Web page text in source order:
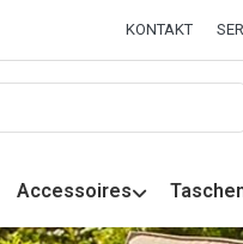
KONTAKT
Accessoires